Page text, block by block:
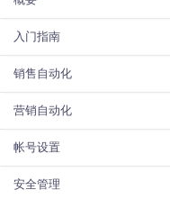
入门指南
销售自动化
营销自动化
帐号设置
安全管理